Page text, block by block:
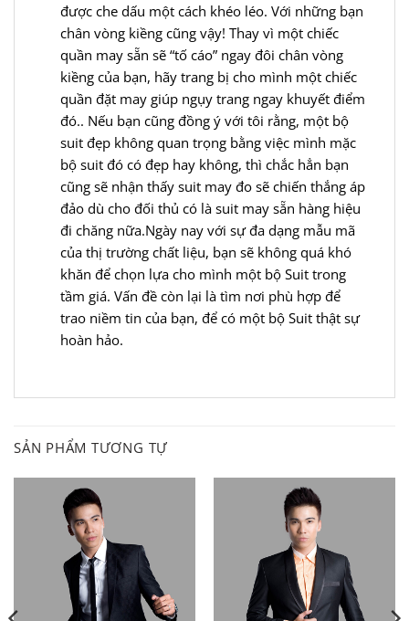
được che dấu một cách khéo léo. Với những bạn
chân vòng kiềng cũng vậy! Thay vì một chiếc
quần may sẵn sẽ “tố cáo” ngay đôi chân vòng
kiềng của bạn, hãy trang bị cho mình một chiếc
quần đặt may giúp ngụy trang ngay khuyết điểm
đó.. Nếu bạn cũng đồng ý với tôi rằng, một bộ
suit đẹp không quan trọng bằng việc mình mặc
bộ suit đó có đẹp hay không, thì chắc hẳn bạn
cũng sẽ nhận thấy suit may đo sẽ chiến thắng áp
đảo dù cho đối thủ có là suit may sẵn hàng hiệu
đi chăng nữa.Ngày nay với sự đa dạng mẫu mã
của thị trường chất liệu, bạn sẽ không quá khó
khăn để chọn lựa cho mình một bộ Suit trong
tầm giá. Vấn đề còn lại là tìm nơi phù hợp để
trao niềm tin của bạn, để có một bộ Suit thật sự
hoàn hảo.
SẢN PHẨM TƯƠNG TỰ